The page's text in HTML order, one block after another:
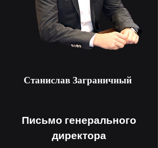
Станислав Заграничный
Письмо генерального
директора